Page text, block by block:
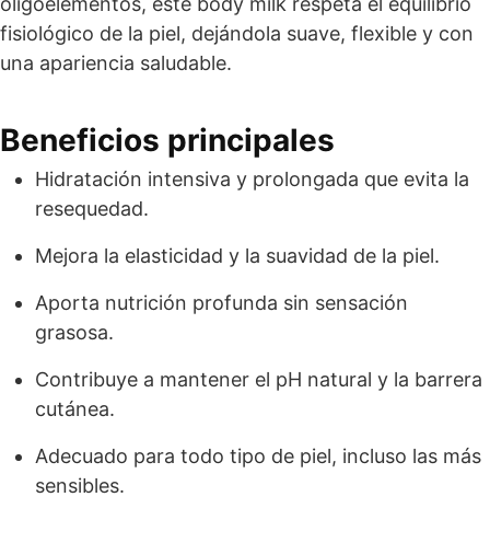
fisiológico de la piel, dejándola suave, flexible y con
una apariencia saludable.
Beneficios principales
Hidratación intensiva y prolongada que evita la
resequedad.
Mejora la elasticidad y la suavidad de la piel.
Aporta nutrición profunda sin sensación
grasosa.
Contribuye a mantener el pH natural y la barrera
cutánea.
Adecuado para todo tipo de piel, incluso las más
sensibles.